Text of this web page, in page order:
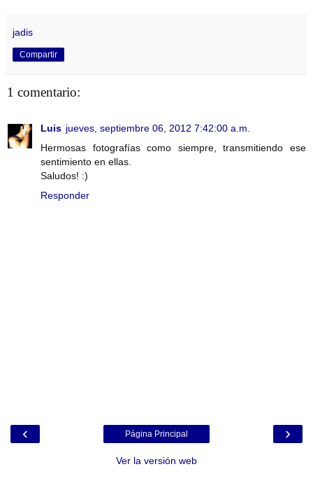
jadis
Compartir
1 comentario:
Luis jueves, septiembre 06, 2012 7:42:00 a.m.
Hermosas fotografías como siempre, transmitiendo ese
sentimiento en ellas.
Saludos! :)
Responder
‹ ›
Página Principal
Ver la versión web